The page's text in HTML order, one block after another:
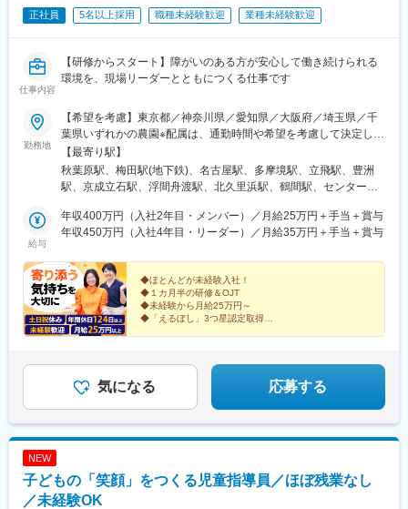
正社員 5名以上採用 職種未経験歓迎 業種未経験歓迎
仕事内容
【研修からスタート】障がいのある方が安心して働き続けられる
環境を、現場リーダーとともにつくる仕事です
勤務地
【希望を考慮】東京都／神奈川県／愛知県／大阪府／埼玉県／千
葉県いずれかの農園※配属は、通勤時間や希望を考慮して決定しま
す※マイカー通勤OK（勤務地により異なる）・受動喫煙対策：分
煙（喫煙所あり）【■「わーくはぴねす農園」とは】わーくはぴね
す農園は、エスプールプラスが生み出した農園型障がい者雇用支
のある方を雇用できるため、社内の仕事の切り出しが難しい場合
でも雇用を推進できます。現在、関東・東海・関西エリアで60以
キと働いています。
【最寄り駅】
秋葉原駅、梅田駅(地下鉄)、名古屋駅、多摩境駅、立飛駅、豊洲
駅、京成立石駅、浮間舟渡駅、北久里浜駅、鶴間駅、センター南
八千代緑が丘駅、東松戸駅、勝田台駅、高柳駅、飯山満駅、千城
台駅、光風台駅(千葉県)、上総村上駅、上総鶴舞駅、茂原駅、吹上
駅、南大塚駅、武里駅、新越谷駅、白岡駅、豊春駅、上豊田駅、
間内駅、小牧原駅、愛・地球博記念公園駅、中島駅(愛知県)、下小
田井駅、加木屋中ノ池駅、高蔵寺駅、土橋駅(愛知県)、徳重駅、吉
田駅(大阪府)、北巽駅、野崎駅(大阪府)、塚本駅、千船駅、ポート
タウン東駅、藤阪駅、摂津駅、末広町駅(東京都)、大阪梅田駅(阪
淡路町駅、大阪梅田駅(阪急線)、近鉄名古屋駅、出来島駅
給与
年収400万円（入社2年目・メンバー）／月給25万円＋手当＋賞与
年収450万円（入社4年目・リーダー）／月給35万円＋手当＋賞与
◆ほとんどが未経験入社！
◆１カ月半の研修＆OJT
◆未経験から月給25万円～
◆「えるぼし」3つ星認定取得
活かせる仕事です。
気になる 応募する
NEW
子どもの「笑顔」をつくる児童指導員／ほぼ残業なし
／未経験OK